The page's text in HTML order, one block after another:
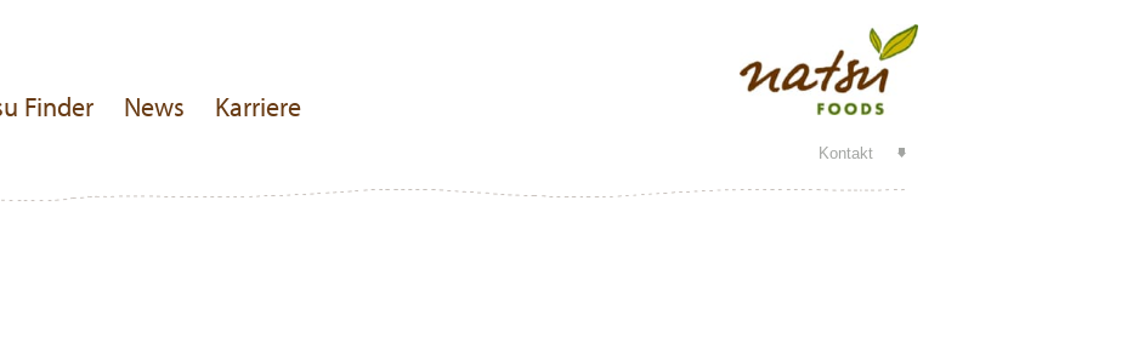
Finder News Karriere
Kontakt